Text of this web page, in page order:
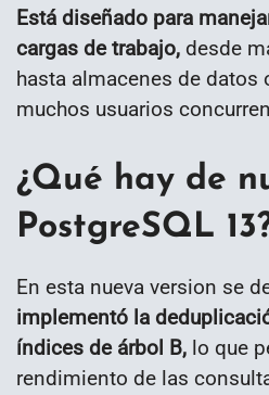
Está diseñado para
cargas de trabajo, desde
hasta almacenes de datos
muchos usuarios
¿Qué hay de
PostgreSQL
En esta nueva version se
implementó la
índices de árbol B, lo que
rendimiento de las